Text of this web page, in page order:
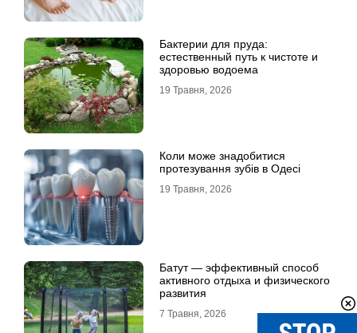
Бактерии для пруда:
естественный путь к чистоте и
здоровью водоема
19 Травня, 2026
Коли може знадобитися
протезування зубів в Одесі
19 Травня, 2026
Батут — эффективный способ
активного отдыха и физического
развития
7 Травня, 2026